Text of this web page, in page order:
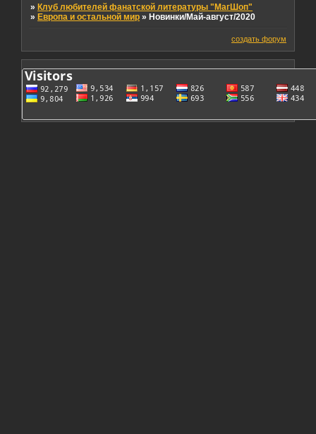
»Клуб любителей фанатской литературы "МагШоп"
»Европа и остальной мир »Новинки/Май-август/2020
создать форум